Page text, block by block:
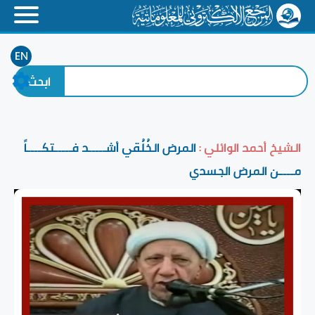
EN
الشيخ أحمد الوائلي :المرض الخُلُقي أشـــــد فـــــتكــــاً
مــــن المرض الجسدي